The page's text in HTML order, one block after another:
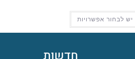
יש לבחור אפשרויות